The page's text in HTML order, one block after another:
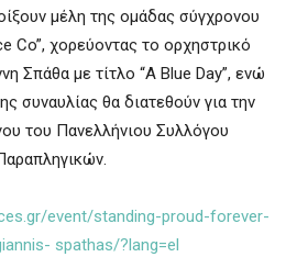
μέλη της ομάδας σύγχρονου
Co”, χορεύοντας το ορχηστρικό
Σπάθα με τίτλο “A Blue Day”, ενώ
συναυλίας θα διατεθούν για την
του Πανελλήνιου Συλλόγου
event/standing-proud-forever-
spathas/?lang=el